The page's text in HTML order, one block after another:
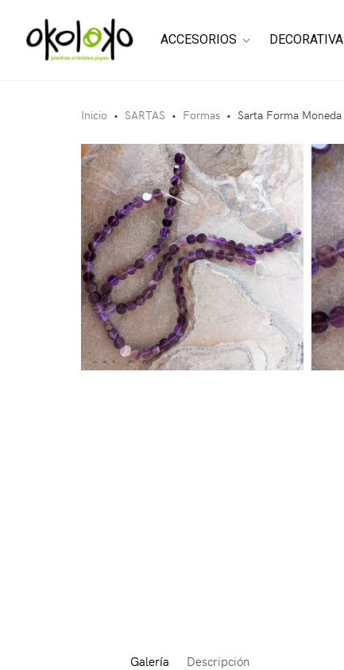
ACCESORIOS
Inicio • SARTAS • Formas • Sarta Forma
Galería Descripción